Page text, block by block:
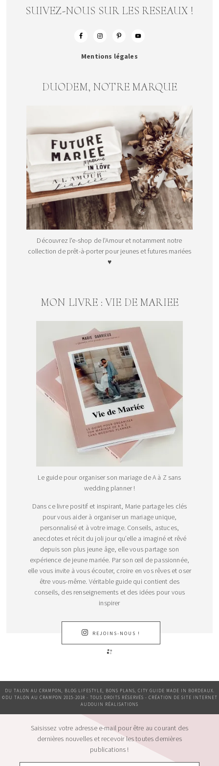
SUIVEZ-NOUS SUR LES RESEAUX !
Mentions légales
DUODEM, NOTRE MARQUE
Découvrez l'e-shop de l'Amour et notamment notre
collection de prêt-à-porter pour jeunes et futures mariées
♥
MON LIVRE : VIE DE MARIEE
Le guide pour organiser son mariage de A à Z sans
wedding planner !
Dans ce livre positif et inspirant, Marie partage les clés
pour vous aider à organiser un mariage unique,
personnalisé et à votre image. Conseils, astuces,
anecdotes et récit du joli jour qu’elle a imaginé et rêvé
depuis son plus jeune âge, elle vous partage son
expérience de jeune mariée. Par son œil de passionnée,
elle vous invite à vous écouter, croire en vos rêves et oser
être vous-même. Véritable guide qui contient des
conseils, des renseignements et des idées pour vous
inspirer
REJOINS-NOUS !
DU TALON AU CRAMPON, BLOG LIFESTYLE, BONS PLANS, CITY GUIDE MADE IN BORDEAUX.
©DU TALON AU CRAMPON 2015-2018 - TOUS DROITS RÉSERVÉS - CRÉATION DE SITE INTERNET
AUDOUIN RÉALISATIONS
Saisissez votre adresse e-mail pour être au courant des
dernières nouvelles et recevoir les toutes dernières
publications !